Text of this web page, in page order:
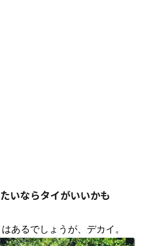
いならタイがいいかも
あるでしょうが、デカイ。